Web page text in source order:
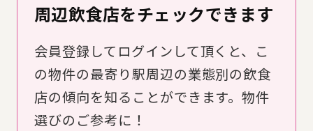
周辺飲食店をチェックできます
会員登録してログインして頂くと、こ
の物件の最寄り駅周辺の業態別の飲食
店の傾向を知ることができます。物件
選びのご参考に！